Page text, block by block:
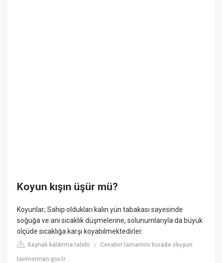
Koyun kışın üşür mü?
Koyunlar; Sahip oldukları kalın yün tabakası sayesinde
soğuğa ve ani sıcaklık düşmelerine, solunumlarıyla da büyük
ölçüde sıcaklığa karşı koyabilmektedirler.
Kaynak kaldırma talebi |Cevabın tamamını burada okuyun:
tarimorman.gov.tr